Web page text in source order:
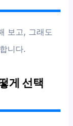
보고, 그래도
니다.
게 선택